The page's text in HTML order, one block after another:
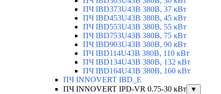
ПЧ IBD373U43B 380В, 37 кВт
ПЧ IBD453U43B 380В, 45 кВт
ПЧ IBD553U43B 380В, 55 кВт
ПЧ IBD753U43B 380В, 75 кВт
ПЧ IBD903U43B 380В, 90 кВт
ПЧ IBD114U43B 380В, 110 кВт
ПЧ IBD134U43B 380В, 132 кВт
ПЧ IBD164U43B 380В, 160 кВт
ПЧ INNOVERT IBD_E
ПЧ INNOVERT IPD-VR 0.75-30 кВт
▼